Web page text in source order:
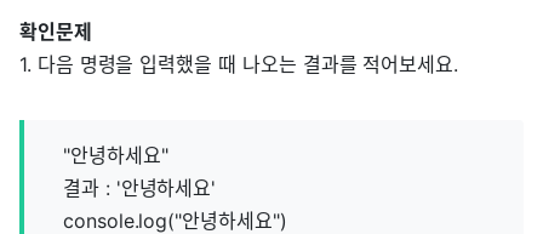
확인문제
1. 다음 명령을 입력했을 때 나오는 결과를 적어보세요.
"안녕하세요"
결과 : '안녕하세요'
console.log("안녕하세요")